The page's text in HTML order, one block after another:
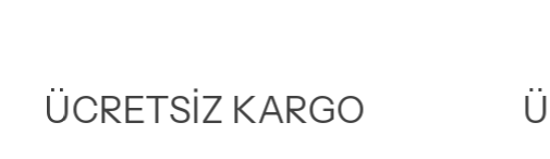
ÜCRETSİZ KARGO